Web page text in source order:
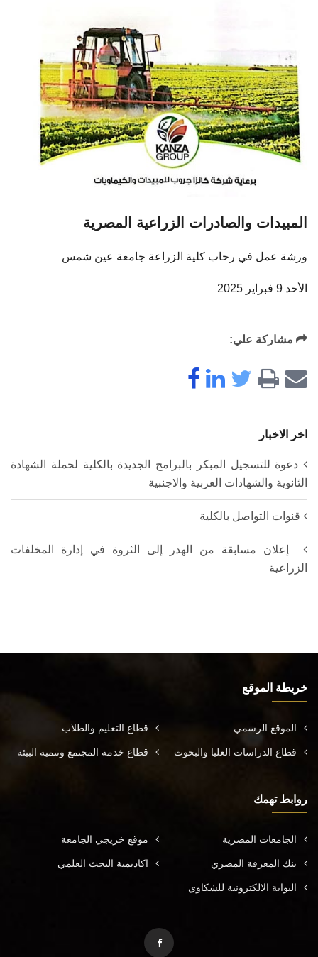
المبيدات والصادرات الزراعية المصرية
ورشة عمل في رحاب كلية الزراعة جامعة عين شمس
الأحد 9 فبراير 2025
مشاركة علي:
اخر الاخبار
دعوة للتسجيل المبكر بالبرامج الجديدة بالكلية لحملة الشهادة
الثانوية والشهادات العربية والاجنبية
قنوات التواصل بالكلية
إعلان مسابقة من الهدر إلى الثروة في إدارة المخلفات
الزراعية
خريطة الموقع
الموقع الرسمي قطاع التعليم والطلاب
قطاع الدراسات العليا والبحوث قطاع خدمة المجتمع وتنمية البيئة
روابط تهمك
الجامعات المصرية موقع خريجي الجامعة
بنك المعرفة المصري اكاديمية البحث العلمي
البوابة الالكترونية للشكاوي